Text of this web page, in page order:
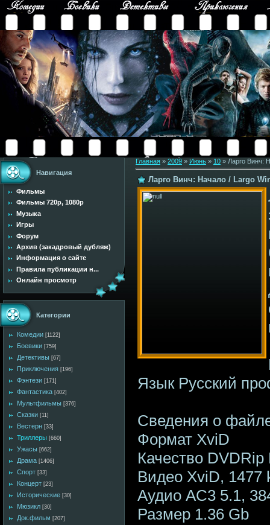
Навигация
Фильмы
Фильмы 720p, 1080p
Музыка
Игры
Форум
Архив (закадровый дубляж)
Информация о сайте
Правила публикации н...
Онлайн просмотр
Категории
Комедии [1122]
Боевики [759]
Детективы [67]
Приключения [196]
Фэнтези [171]
Фантастика [402]
Мультфильмы [376]
Сказки [11]
Вестерн [33]
Триллеры [660]
Ужасы [662]
Драма [1406]
Спорт [33]
Концерт [23]
Исторические [30]
Мюзикл [30]
Док.фильм [207]
Главная » 2009 » Июнь » 10 » Ларго Винч:
Ларго Винч: Начало / Largo
Язык Русский
Сведения о
Формат XviD
Качество DVDRip
Видео XviD, 1477
Аудио AC3 5.1,
Размер 1.36 Gb